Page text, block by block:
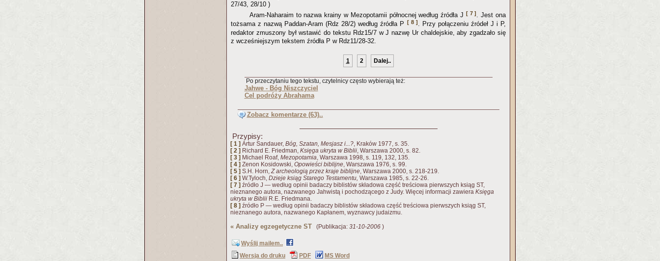
27/43, 28/10 )
Aram-Naharaim to nazwa krainy w Mezopotamii północnej według źródła J
[ 7 ] . Jest ona
tożsama z nazwą Paddan-Aram (Rdz 28/2) według źródła P
[ 8 ] . Przy połączeniu źródeł J i P,
redaktor zmuszony był wstawić do tekstu Rdz15/7 w J nazwę Ur chaldejskie, aby zgadzało się
z wcześniejszym tekstem źródła P w Rdz11/28-32.
1 2 Dalej..
Po przeczytaniu tego tekstu, czytelnicy często wybierają też:
Jahwe - Bóg Niszczyciel
Cel podróży Abrahama
Zobacz komentarze (63)..
Przypisy:
[ 1 ] Artur Sandauer, Bóg, Szatan, Mesjasz i...?, Kraków 1977, s. 35.
[ 2 ] Richard E. Friedman, Księga ukryta w Biblii, Warszawa 2000, s. 82.
[ 3 ] Michael Roaf, Mezopotamia, Warszawa 1998, s. 119, 132, 135.
[ 4 ] Zenon Kosidowski, Opowieści biblijne, Warszawa 1976, s. 99.
[ 5 ] S.H. Horn,Z archeologią przez kraje biblijne, Warszawa 2000, s. 218-219.
[ 6 ] W.Tyloch, Dzieje ksiąg Starego Testamentu, Warszawa 1985, s. 22-26.
[ 7 ] źródło J — według opinii badaczy biblistów składowa część treściowa pierwszych ksiąg ST,
nieznanego autora, nazwanego Jahwistą i pochodzącego z Judy. Więcej informacji zawiera Księga
ukryta w Biblii R.E. Friedmana.
[ 8 ] źródło P — według opinii badaczy biblistów składowa część treściowa pierwszych ksiąg ST,
nieznanego autora, nazwanego Kapłanem, wyznawcy judaizmu.
« Analizy egzegetyczne ST (Publikacja: 31-10-2006 )
Wyślij mailem..
Wersja do druku
PDF MS Word